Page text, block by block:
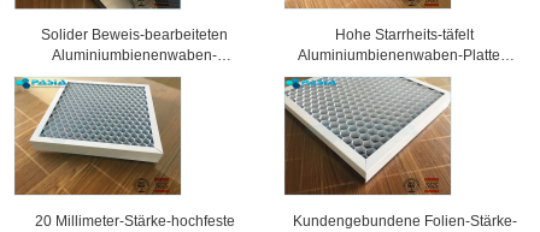
Solider Beweis-bearbeiteten
Aluminiumbienenwaben-
Sandwich-Platten
Oberflächenbehandlung
Hohe Starrheits-täfelt
Aluminiumbienenwaben-Platten,
Wabenkern 25 Millimeter Stärke-
20 Millimeter-Stärke-hochfeste
Kundengebundene Folien-Stärke-